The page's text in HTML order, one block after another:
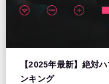
【2025年最新】絶対
ンキング